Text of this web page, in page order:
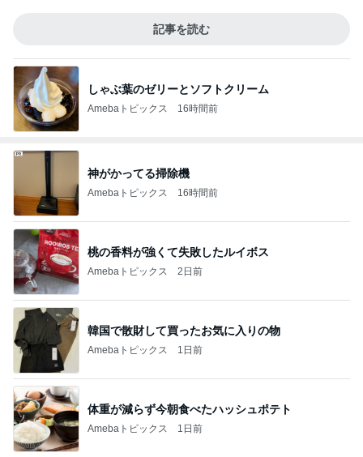
記事を読む
しゃぶ葉のゼリーとソフトクリーム
Amebaトピックス 16時間前
神がかってる掃除機
Amebaトピックス 16時間前
桃の香料が強くて失敗したルイボス
Amebaトピックス 2日前
韓国で散財して買ったお気に入りの物
Amebaトピックス 1日前
体重が減らず今朝食べたハッシュポテト
Amebaトピックス 1日前